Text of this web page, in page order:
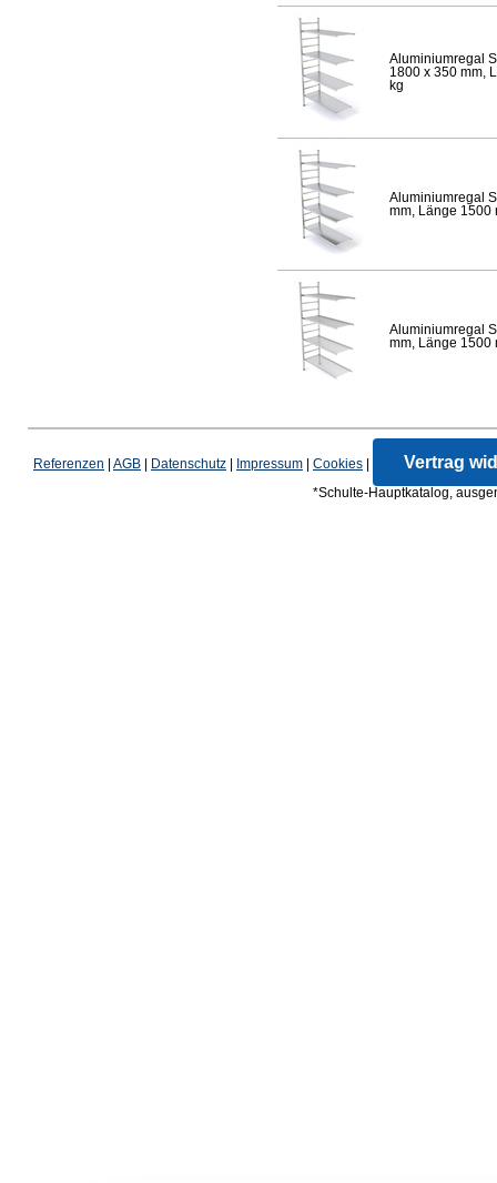
Aluminiumregal
1800 x 350 mm,
kg
Aluminiumregal
mm, Länge 1500
Aluminiumregal
mm, Länge 1500
Referenzen AGB Datenschutz Impressum Cookies Vertrag
*Schulte-Hauptkatalog,